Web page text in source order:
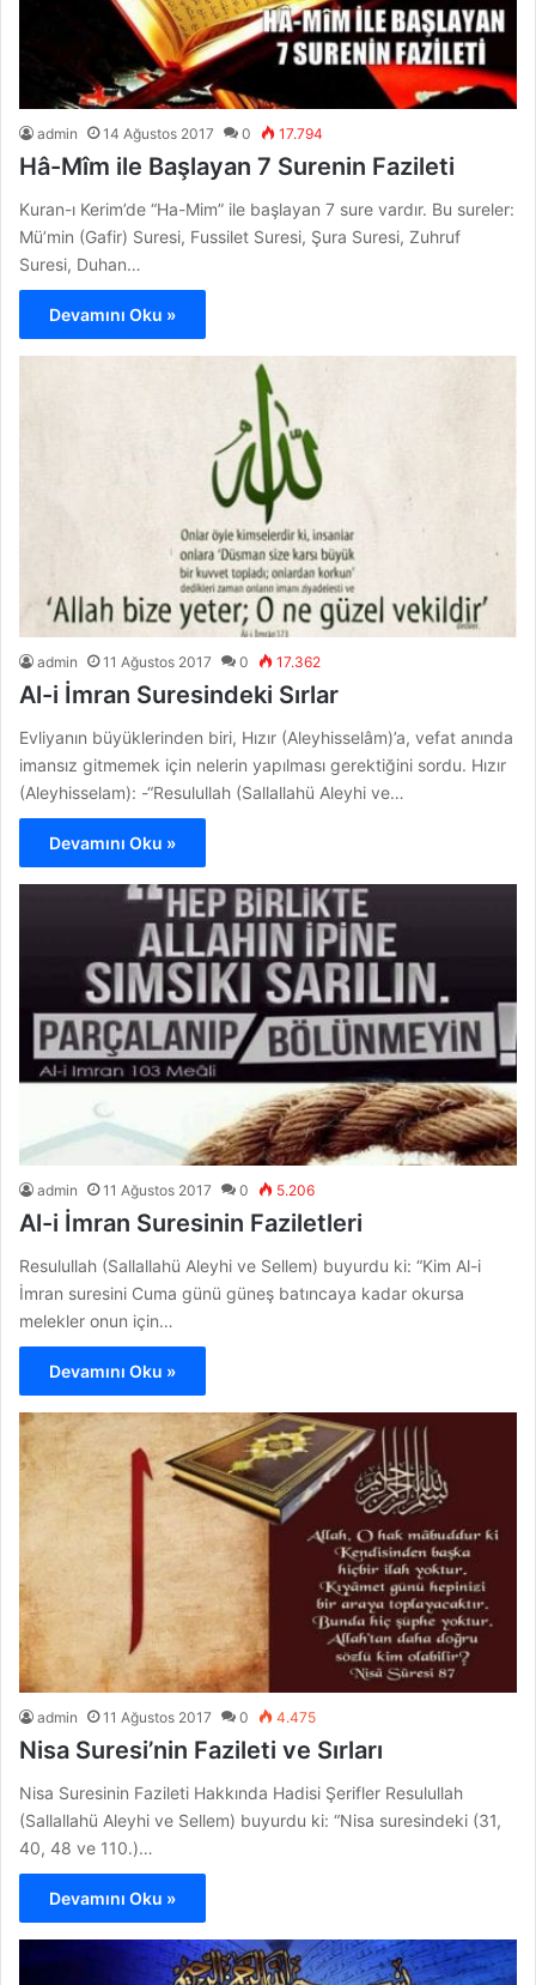
admin 14 Ağustos 2017 0 17.794
Hâ-Mîm ile Başlayan 7 Surenin Fazileti
Kuran-ı Kerim’de “Ha-Mim” ile başlayan 7 sure vardır. Bu sureler:
Mü’min (Gafir) Suresi, Fussilet Suresi, Şura Suresi, Zuhruf
Suresi, Duhan…
Devamını Oku »
admin 11 Ağustos 2017 0 17.362
Al-i İmran Suresindeki Sırlar
Evliyanın büyüklerinden biri, Hızır (Aleyhisselâm)’a, vefat anında
imansız gitmemek için nelerin yapılması gerektiğini sordu. Hızır
(Aleyhisselam): -“Resulullah (Sallallahü Aleyhi ve…
Devamını Oku »
admin 11 Ağustos 2017 0 5.206
Al-i İmran Suresinin Faziletleri
Resulullah (Sallallahü Aleyhi ve Sellem) buyurdu ki: “Kim Al-i
İmran suresini Cuma günü güneş batıncaya kadar okursa
melekler onun için…
Devamını Oku »
admin 11 Ağustos 2017 0 4.475
Nisa Suresi’nin Fazileti ve Sırları
Nisa Suresinin Fazileti Hakkında Hadisi Şerifler Resulullah
(Sallallahü Aleyhi ve Sellem) buyurdu ki: “Nisa suresindeki (31,
40, 48 ve 110.)…
Devamını Oku »